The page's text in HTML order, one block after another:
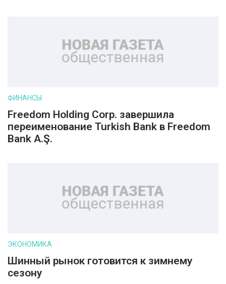
ФИНАНСЫ
Freedom Holding Corp. завершила
переименование Turkish Bank в Freedom
Bank A.Ş.
ЭКОНОМИКА
Шинный рынок готовится к зимнему
сезону